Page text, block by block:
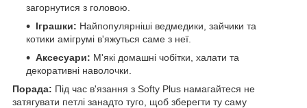
загорнутися з головою.
Іграшки: Найпопулярніші ведмедики, зайчики та
котики амігрумі в'яжуться саме з неї.
Аксесуари: М'які домашні чобітки, халати та
декоративні наволочки.
Порада: Під час в'язання з Softy Plus намагайтеся не
затягувати петлі занадто туго, щоб зберегти ту саму